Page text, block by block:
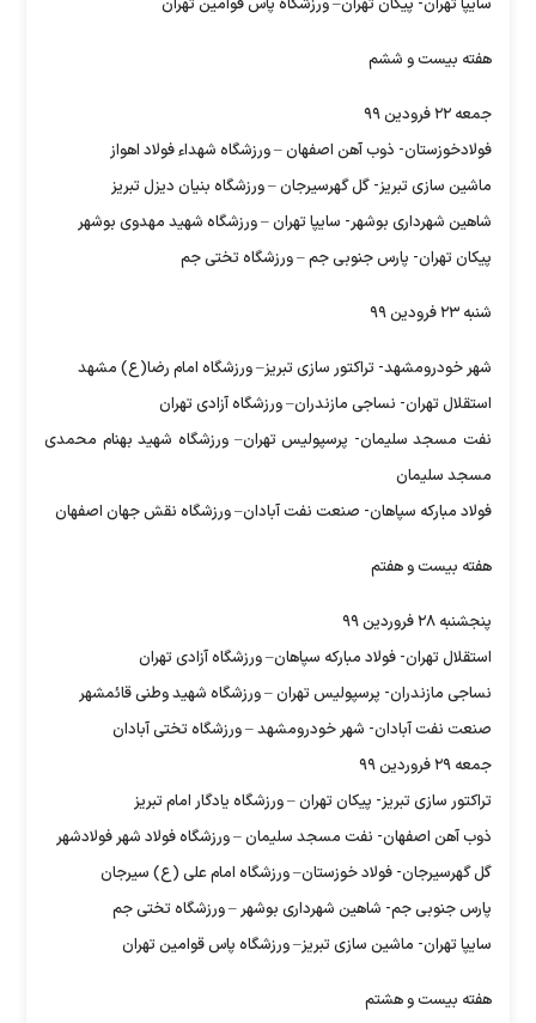
سایپا تهران- پیکان تهران– ورزشگاه پاس قوامین تهران
هفته بیست و ششم
جمعه ۲۲ فرودین ۹۹
فولادخوزستان- ذوب آهن اصفهان – ورزشگاه شهداء فولاد اهواز
ماشین سازی تبریز- گل گهرسیرجان – ورزشگاه بنیان دیزل تبریز
شاهین شهرداری بوشهر- سایپا تهران – ورزشگاه شهید مهدوی بوشهر
پیکان تهران- پارس جنوبی جم – ورزشگاه تختی جم
شنبه ۲۳ فرودین ۹۹
شهر خودرومشهد- تراکتور سازی تبریز– ورزشگاه امام رضا(ع) مشهد
استقلال تهران- نساجی مازندران– ورزشگاه آزادی تهران
نفت مسجد سلیمان- پرسپولیس تهران– ورزشگاه شهید بهنام محمدی
مسجد سلیمان
فولاد مبارکه سپاهان- صنعت نفت آبادان– ورزشگاه نقش جهان اصفهان
هفته بیست و هفتم
پنجشنبه ۲۸ فروردین ۹۹
استقلال تهران- فولاد مبارکه سپاهان– ورزشگاه آزادی تهران
نساجی مازندران- پرسپولیس تهران – ورزشگاه شهید وطنی قائمشهر
صنعت نفت آبادان- شهر خودرومشهد – ورزشگاه تختی آبادان
جمعه ۲۹ فروردین ۹۹
تراکتور سازی تبریز- پیکان تهران – ورزشگاه یادگار امام تبریز
ذوب آهن اصفهان- نفت مسجد سلیمان – ورزشگاه فولاد شهر فولادشهر
گل گهرسیرجان- فولاد خوزستان– ورزشگاه امام علی (ع) سیرجان
پارس جنوبی جم- شاهین شهرداری بوشهر – ورزشگاه تختی جم
سایپا تهران- ماشین سازی تبریز– ورزشگاه پاس قوامین تهران
هفته بیست و هشتم